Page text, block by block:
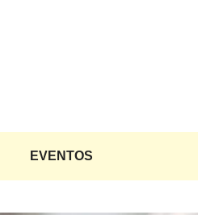
EVENTOS